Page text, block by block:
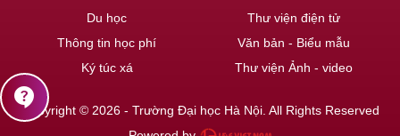
Du học
Thông tin học phí
Ký túc xá
Thư viện điện tử
Văn bản - Biểu mẫu
Thư viện Ảnh - video
Copyright © 2026 - Trường Đại học Hà Nội. All Rights Reserved
contact_support